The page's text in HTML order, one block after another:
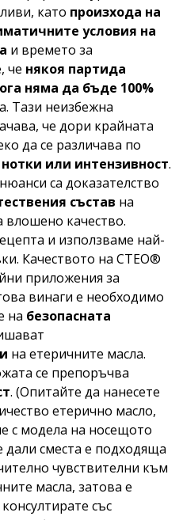
като произхода на
условия на
и времето за
че някоя партида
няма да бъде 100%
Тази неизбежна
че дори крайната
да се различава по
или интензивност.
са доказателство
състав на
влошено качество.
и използваме най-
Качеството на CTEO®
приложения за
винаги е необходимо
на безопасната
на етеричните масла.
се препоръчва
. (Опитайте да нанесете
етерично масло,
с модела на носещото
дали сместа е подходяща
чувствителни към
масла, затова е
със